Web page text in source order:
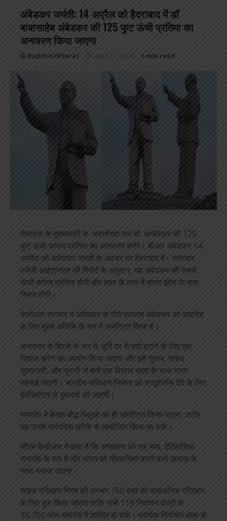
अंबेडकर जयंती: 14 अप्रैल को हैदराबाद में डॉ
बाबासाहेब अंबेडकर की 125 फुट ऊंची प्रतिमा का
अनावरण किया जाएगा
BuddhistBharat April 11, 2023 1 min read
तेलंगाना के मुख्यमंत्री के. चंद्रशेखर राव डॉ. अम्बेडकर की 125
फुट ऊंची कांस्य प्रतिमा का अनावरण करेंगे। बीआर अंबेडकर 14
अप्रैल को अंबेडकर जयंती के अवसर पर हैदराबाद में। समाचार
एजेंसी आईएएनएस की रिपोर्ट के अनुसार, यह अंबेडकर की सबसे
ऊंची कांस्य प्रतिमा होगी और शहर के मध्य में सागर झील के पास
स्थित होगी।
केसीआर सरकार ने अंबेडकर के पोते प्रकाश अंबेडकर को समारोह
के लिए मुख्य अतिथि के रूप में आमंत्रित किया है।
अनावरण के हिस्से के रूप में, मूर्ति पर से पर्दा हटाने के लिए एक
विशाल क्रेन का उपयोग किया जाएगा और इसे गुलाब, सफेद
गुलदाउदी, और सुपारी से बनी एक विशाल माला के साथ माला
पहनाई जाएगी। भारतीय संविधान निर्माता को श्रद्धांजलि देने के लिए
हेलीकॉप्टर से पुष्पवर्षा की जाएगी।
समारोह में केवल बौद्ध भिक्षुओं को ही आमंत्रित किया जाएगा, ताकि
यह उनके पारंपरिक तरीके से आयोजित किया जा सके।
सीएम केसीआर ने कहा है कि अनावरण को एक भव्य, ऐतिहासिक
समारोह के रूप में और भारत को गौरवान्वित करने वाले उत्साह के
साथ मनाया जाएगा।
सड़क परिवहन निगम की लगभग 750 बसों को सार्वजनिक परिवहन
के लिए बुक किया जाएगा ताकि सभी 119 निर्वाचन क्षेत्रों के
35,700 लोग समारोह में शामिल हो सकें। प्रत्येक निर्वाचन क्षेत्र से